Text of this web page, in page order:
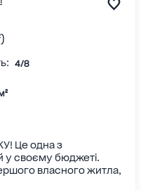
4/8
Це одна з
у своєму бюджеті.
власного житла,